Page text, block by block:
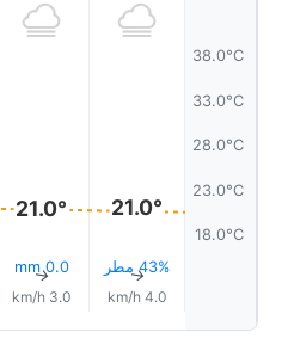
38.0°C
33.0°C
28.0°C
23.0°C
18.0°C
21.0°
43% مطر↑
4.0 km/h
21.0°
0.0 mm
↑
3.0 km/h